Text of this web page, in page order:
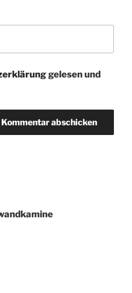
gelesen und